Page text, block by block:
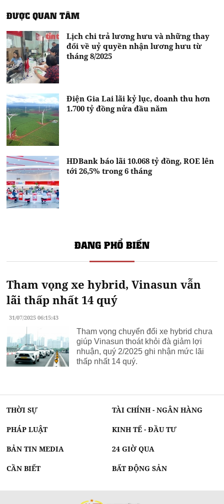
ĐƯỢC QUAN TÂM
Lịch chi trả lương hưu và những thay
đổi về uỷ quyền nhận lương hưu từ
tháng 8/2025
Điện Gia Lai lãi kỷ lục, doanh thu hơn
1.700 tỷ đồng nửa đầu năm
HDBank báo lãi 10.068 tỷ đồng, ROE lên
tới 26,5% trong 6 tháng
ĐANG PHỔ BIẾN
Tham vọng xe hybrid, Vinasun vẫn
lãi thấp nhất 14 quý
31/07/2025 06:15:43
Tham vọng chuyển đổi xe hybrid chưa
giúp Vinasun thoát khỏi đà giảm lợi
nhuận, quý 2/2025 ghi nhận mức lãi
thấp nhất 14 quý.
THỜI SỰ TÀI CHÍNH - NGÂN HÀNG
PHÁP LUẬT KINH TẾ - ĐẦU TƯ
BẢN TIN MEDIA 24 GIỜ QUA
CẦN BIẾT BẤT ĐỘNG SẢN